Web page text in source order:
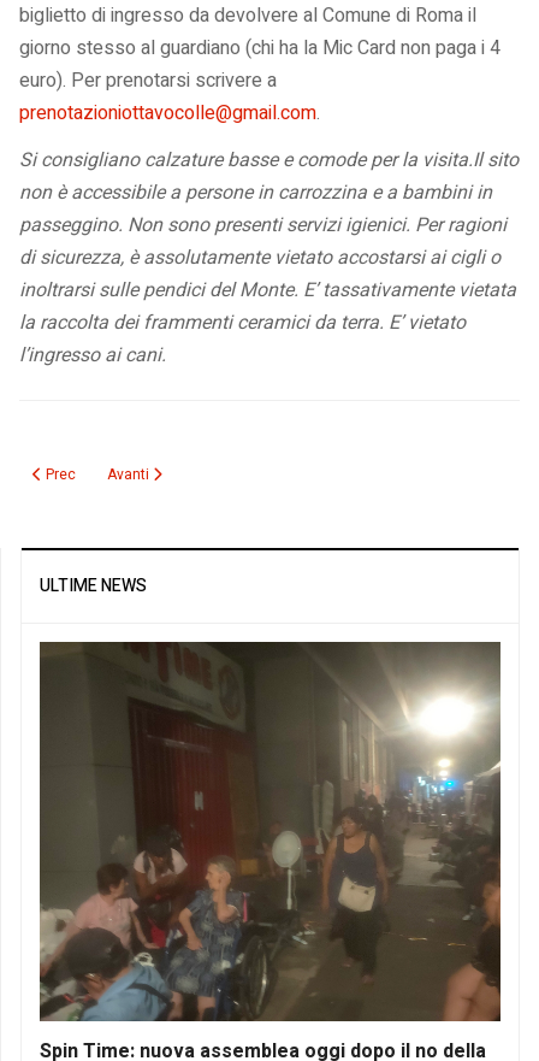
biglietto di ingresso da devolvere al Comune di Roma il
giorno stesso al guardiano (chi ha la Mic Card non paga i 4
euro). Per prenotarsi scrivere a
prenotazioniottavocolle@gmail.com.
Si consigliano calzature basse e comode per la visita.Il sito
non è accessibile a persone in carrozzina e a bambini in
passeggino. Non sono presenti servizi igienici. Per ragioni
di sicurezza, è assolutamente vietato accostarsi ai cigli o
inoltrarsi sulle pendici del Monte. E’ tassativamente vietata
la raccolta dei frammenti ceramici da terra. E’ vietato
l’ingresso ai cani.
Articolo precedente: Il Festival di Sanremo nel cuore di Roma: Carlo Conti
Prec Articolo successivo: 6 gennaio: a Piazza Navona la Befana
Avanti
ULTIME NEWS
Spin Time: nuova assemblea oggi dopo il no della